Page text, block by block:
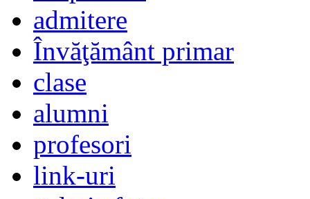
admitere
Învăţământ primar
clase
alumni
profesori
link-uri